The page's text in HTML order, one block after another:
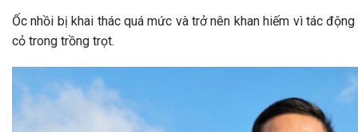
Ốc nhồi bị khai thác quá mức và trở nên khan hiếm vì tác
cỏ trong trồng trọt.